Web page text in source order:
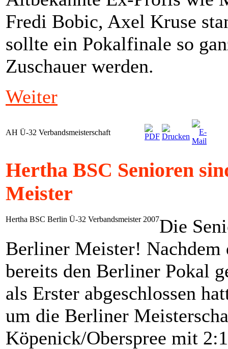
Fredi Bobic, Axel Kruse
sollte ein Pokalfinale so
Zuschauer werden.
Weiter
AH Ü-32 Verbandsmeisterschaft
Hertha BSC Senioren
Meister
Hertha BSC Berlin Ü-32 Verbandsmeister 2007Die
Berliner Meister! Nachdem
bereits den Berliner Pokal
als Erster abgeschlossen
um die Berliner
Köpenick/Oberspree mit